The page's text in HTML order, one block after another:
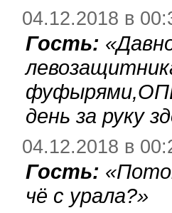
04.12.2018 в
Гость: «
день за руку
04.12.2018 в
Гость: «
чё с урала?»